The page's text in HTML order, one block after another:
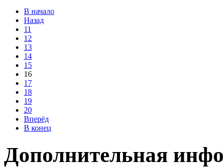
В начало
Назад
11
12
13
14
15
16
17
18
19
20
Вперёд
В конец
Дополнительная